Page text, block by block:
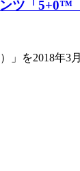
ツ「
」を2018年